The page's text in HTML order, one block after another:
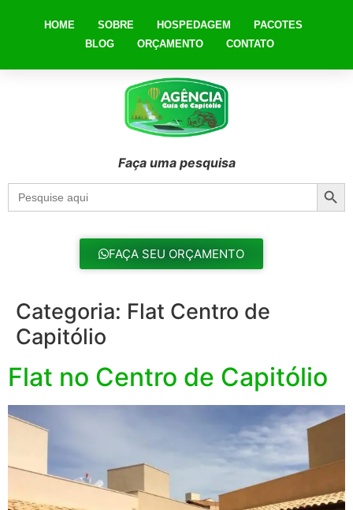
HOME SOBRE HOSPEDAGEM
PACOTES
BLOG
ORÇAMENTO CONTATO
Faça uma pesquisa
Search
for:
FAÇA SEU ORÇAMENTO
Categoria: Flat Centro de
Capitólio
Flat no Centro de Capitólio